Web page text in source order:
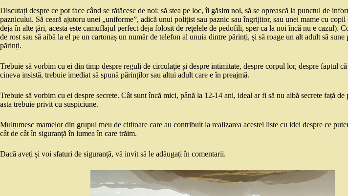
Discutați despre ce pot face când se rătăcesc de noi: să stea pe loc, îi găsim noi, să se oprească la punctul de
paznicului. Să ceară ajutoru unei „uniforme”, adică unui polițist sau paznic sau îngrijitor, sau unei mame cu copil
deja în alte țări, acesta este camuflajul perfect deja folosit de rețelele de pedofili, sper ca la noi încă nu e cazul).
de rost sau să aibă la el pe un cartonaș un număr de telefon al unuia dintre părinți, și să roage un alt adult să sune
părinți.
Trebuie să vorbim cu ei din timp despre reguli de circulație și despre intimitate, despre corpul lor, despre faptul
cineva insistă, trebuie imediat să spună părinților sau altui adult care e în preajmă.
Trebuie să vorbim cu ei despre secrete. Cât sunt încă mici, până la 12-14 ani, ideal ar fi să nu aibă secrete față
asta trebuie privit cu suspiciune.
Mulțumesc mamelor din grupul meu de cititoare care au contribuit la realizarea acestei liste cu idei despre ce
cât de cât în siguranță în lumea în care trăim.
Dacă aveți și voi sfaturi de siguranță, vă invit să le adăugați în comentarii.